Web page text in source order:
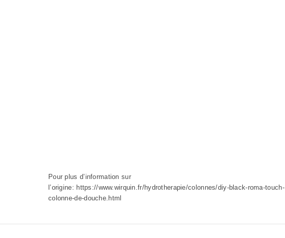
Pour plus d’information sur
l’origine: https://www.wirquin.fr/hydrotherapie/colonnes/diy-black-roma-touch-
colonne-de-douche.html